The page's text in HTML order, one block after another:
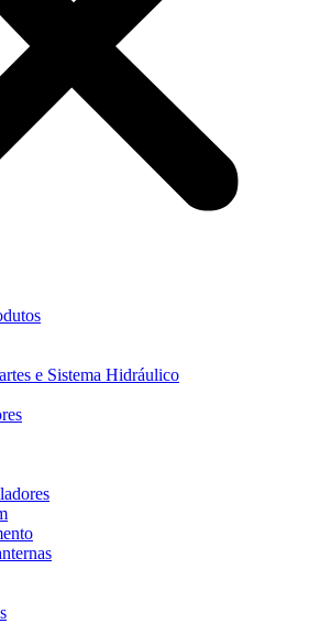
e Sistema Hidráulico